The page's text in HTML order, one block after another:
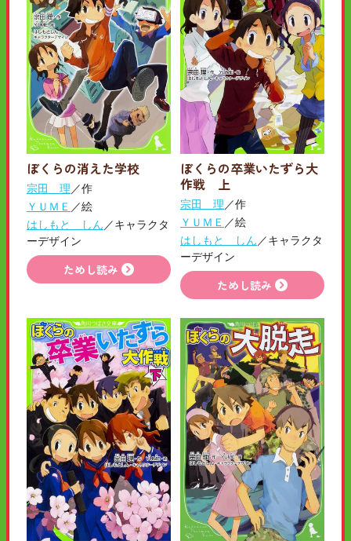
ぼくらの消えた学校
宗田 理／作
ＹＵＭＥ ／絵
はしもと しん／キャラクタ
ーデザイン
ためし読み
ぼくらの卒業いたずら大
作戦 上
宗田 理／作
ＹＵＭＥ ／絵
はしもと しん／キャラクタ
ーデザイン
ためし読み